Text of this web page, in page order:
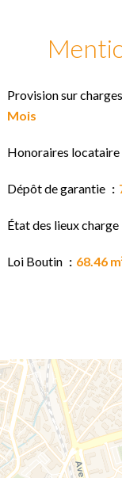
Provision sur
Mois
Honoraires locataire
Dépôt de garantie
État des lieux
Loi Boutin 68.46